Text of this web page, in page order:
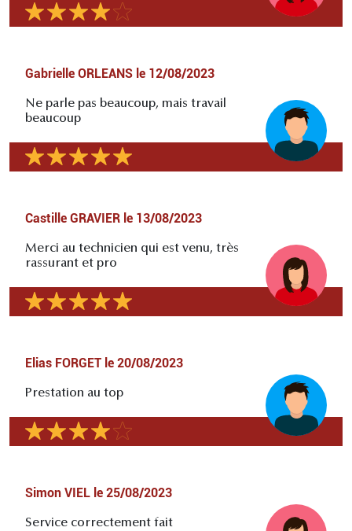
Gabrielle ORLEANS le 12/08/2023
Ne parle pas beaucoup, mais travail
beaucoup
Castille GRAVIER le 13/08/2023
Merci au technicien qui est venu, très
rassurant et pro
Elias FORGET le 20/08/2023
Prestation au top
Simon VIEL le 25/08/2023
Service correctement fait